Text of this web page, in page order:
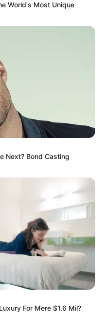
την Εύβοια
έναν άντρα
Χαλκίδα;
του πνοή σε
στοGoogle
World's Most Unique
Next? Bond Casting
For Mere $1.6 Mil?